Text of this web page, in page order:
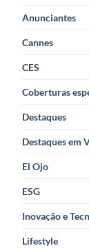
Anunciantes
Cannes
CES
Coberturas
Destaques
Destaques em
El Ojo
ESG
Inovação e
Lifestyle